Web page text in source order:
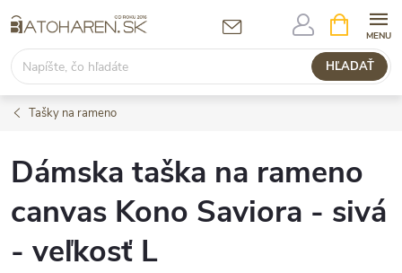
na
obsah
HĽADAŤ
KOŠÍK
Tašky na rameno
Dámska taška na rameno
canvas Kono Saviora - sivá
- veľkosť L